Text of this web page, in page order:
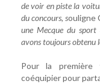
de voir en piste la
du concours, souligne
une Mecque du sport
avons toujours obtenu
Pour la première
coéquipier pour